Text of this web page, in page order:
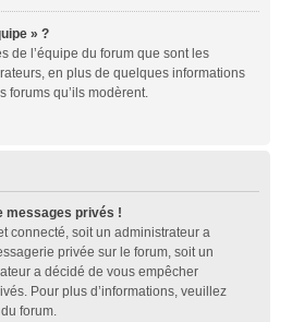
» ?
de l’équipe du forum que sont les
en plus de quelques informations
forums qu’ils modèrent.
messages privés !
connecté, soit un administrateur a
privée sur le forum, soit un
a décidé de vous empêcher
Pour plus d’informations, veuillez
forum.